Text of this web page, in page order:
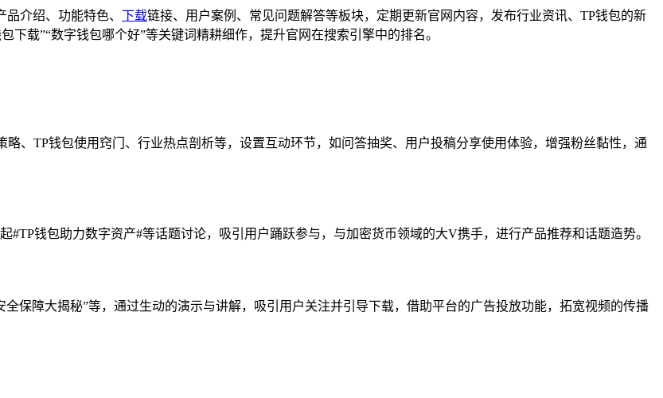
介绍、功能特色、 下载链接、用户案例、常见问题解答等板块，定期更新官网内容，发布行业资讯、TP钱包的新
载”“数字钱包哪个好”等关键词精耕细作，提升官网在搜索引擎中的排名。
、TP钱包使用窍门、行业热点剖析等，设置互动环节，如问答抽奖、用户投稿分享使用体验，增强粉丝黏性，通
钱包助力数字资产#等话题讨论，吸引用户踊跃参与，与加密货币领域的大V携手，进行产品推荐和话题造势。
保障大揭秘”等，通过生动的演示与讲解，吸引用户关注并引导下载，借助平台的广告投放功能，拓宽视频的传播